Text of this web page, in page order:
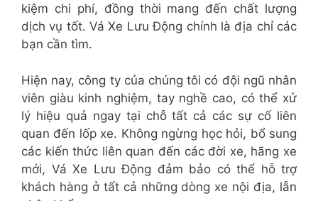
kiệm chi phí, đồng thời mang đến chất lượng
dịch vụ tốt. Vá Xe Lưu Động chính là địa chỉ các
bạn cần tìm.
Hiện nay, công ty của chúng tôi có đội ngũ nhân
viên giàu kinh nghiệm, tay nghề cao, có thể xử
lý hiệu quả ngay tại chỗ tất cả các sự cố liên
quan đến lốp xe. Không ngừng học hỏi, bổ sung
các kiến thức liên quan đến các đời xe, hãng xe
mới, Vá Xe Lưu Động đảm bảo có thể hỗ trợ
khách hàng ở tất cả những dòng xe nội địa, lẫn